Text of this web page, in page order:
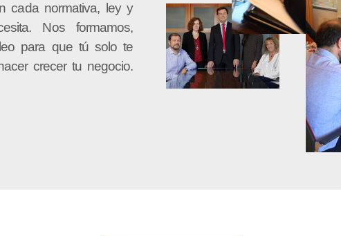
cada normativa, ley y
Nos formamos,
para que tú solo te
crecer tu negocio.